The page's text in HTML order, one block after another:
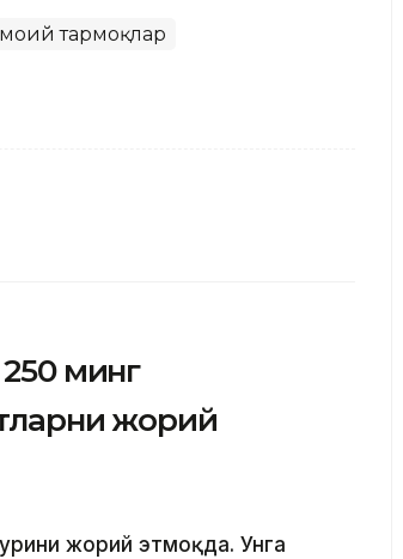
тармоқлар
минг
жорий
жорий этмоқда. Унга